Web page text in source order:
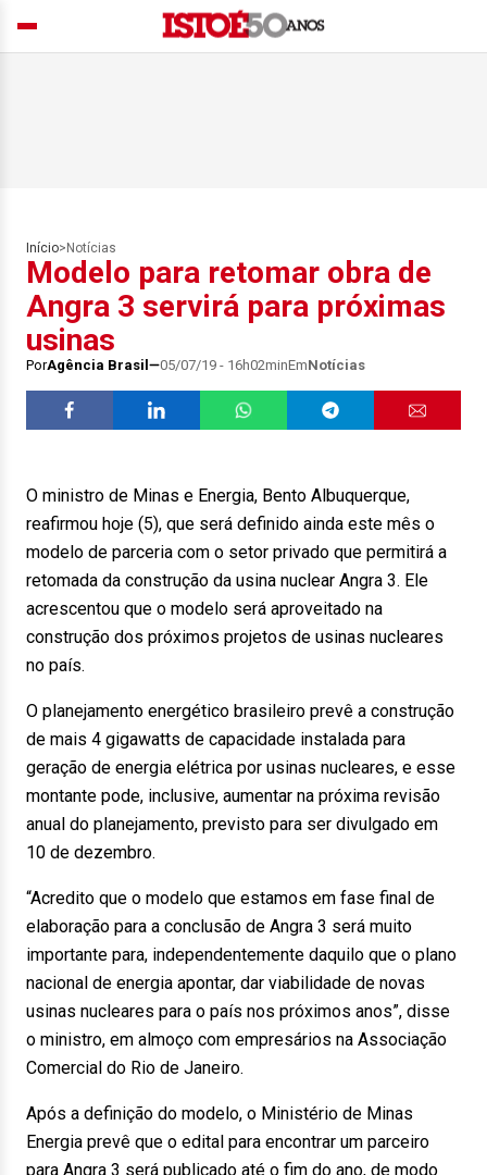
Início> Notícias
Modelo para retomar obra de
Angra 3 servirá para próximas
usinas
PorAgência Brasil 05/07/19 - 16h02minEmNotícias
O ministro de Minas e Energia, Bento Albuquerque,
reafirmou hoje (5), que será definido ainda este mês o
modelo de parceria com o setor privado que permitirá a
retomada da construção da usina nuclear Angra 3. Ele
acrescentou que o modelo será aproveitado na
construção dos próximos projetos de usinas nucleares
no país.
O planejamento energético brasileiro prevê a construção
de mais 4 gigawatts de capacidade instalada para
geração de energia elétrica por usinas nucleares, e esse
montante pode, inclusive, aumentar na próxima revisão
anual do planejamento, previsto para ser divulgado em
10 de dezembro.
“Acredito que o modelo que estamos em fase final de
elaboração para a conclusão de Angra 3 será muito
importante para, independentemente daquilo que o plano
nacional de energia apontar, dar viabilidade de novas
usinas nucleares para o país nos próximos anos”, disse
o ministro, em almoço com empresários na Associação
Comercial do Rio de Janeiro.
Após a definição do modelo, o Ministério de Minas
Energia prevê que o edital para encontrar um parceiro
para Angra 3 será publicado até o fim do ano, de modo